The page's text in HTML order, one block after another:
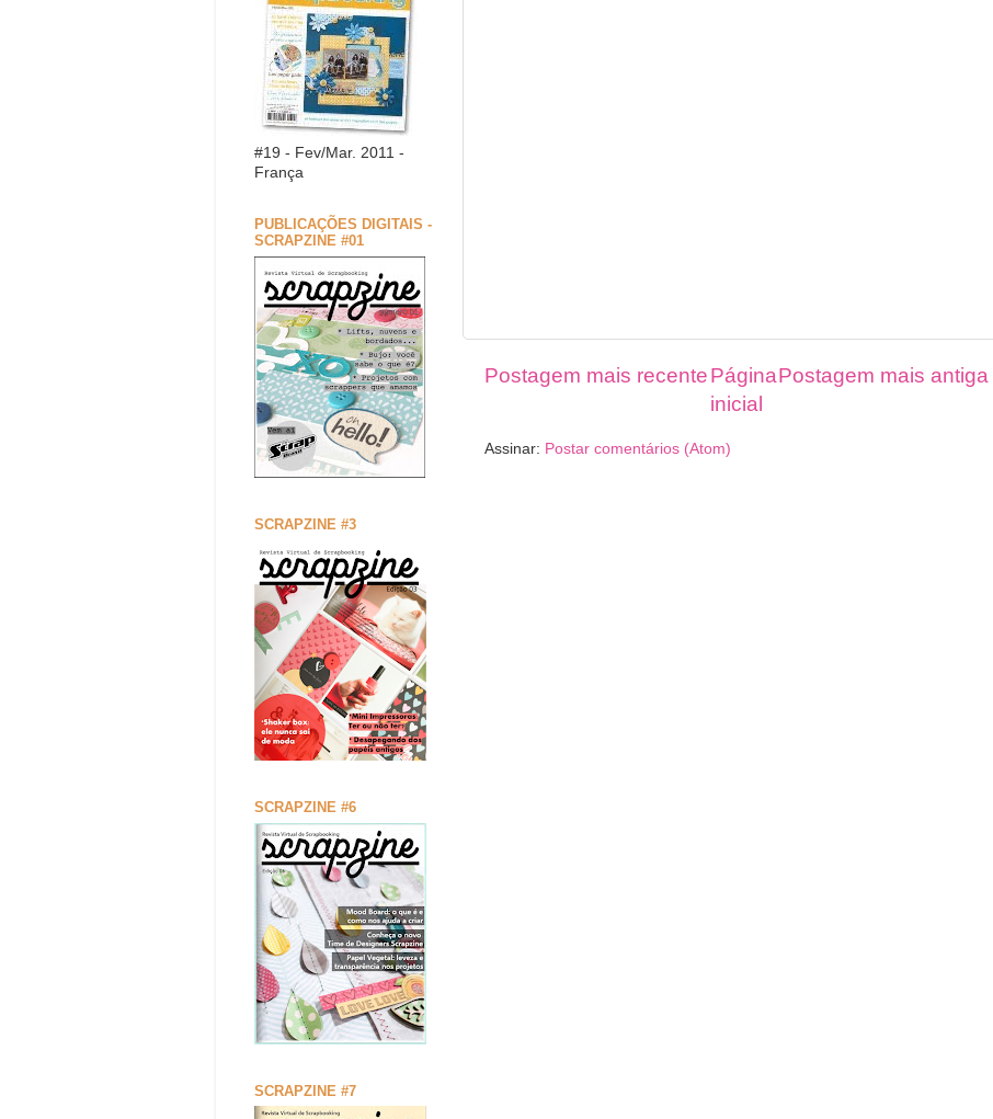
Postagem mais recente Postagem mais antiga
Página
inicial
Assinar: Postar comentários (Atom)
#19 - Fev/Mar. 2011 -
França
PUBLICAÇÕES DIGITAIS -
SCRAPZINE #01
SCRAPZINE #3
SCRAPZINE #6
SCRAPZINE #7